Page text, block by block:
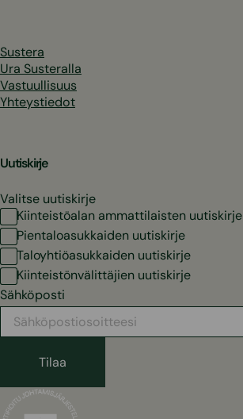
Sustera
Ura Susteralla
Vastuullisuus
Yhteystiedot
Uutiskirje
Valitse uutiskirje
Kiinteistöalan ammattilaisten uutiskirje
Pientaloasukkaiden uutiskirje
Taloyhtiöasukkaiden uutiskirje
Kiinteistönvälittäjien uutiskirje
Sähköposti